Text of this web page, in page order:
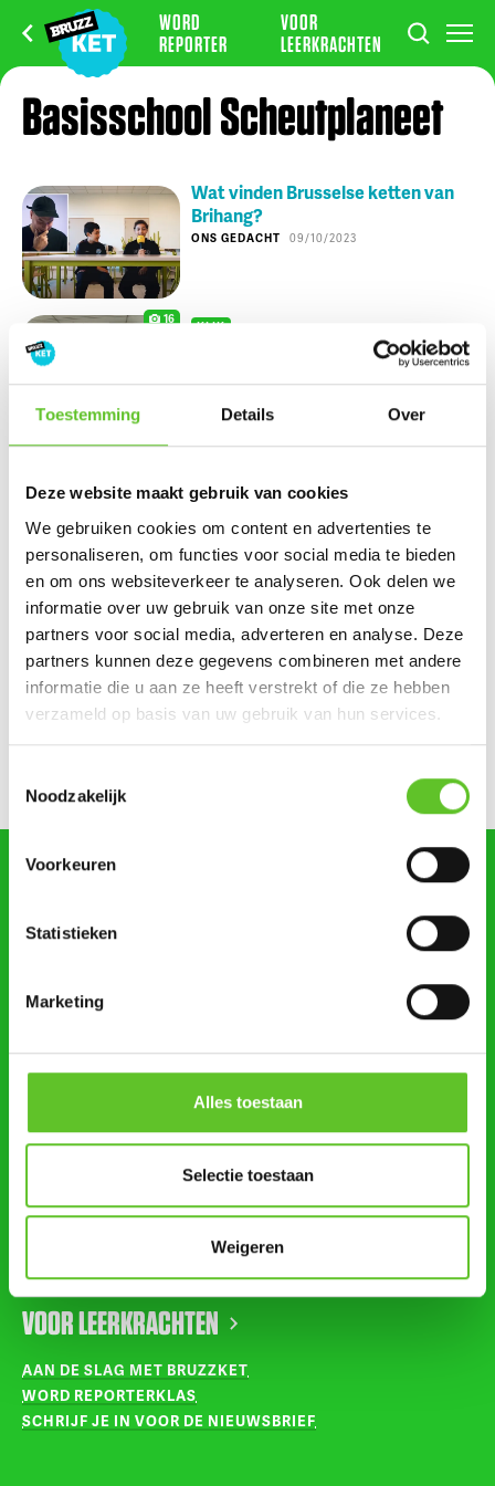
Toestemming Details Over
Deze website maakt gebruik van cookies
We gebruiken cookies om content en advertenties te
personaliseren, om functies voor social media te bieden
en om ons websiteverkeer te analyseren. Ook delen we
informatie over uw gebruik van onze site met onze
partners voor social media, adverteren en analyse. Deze
partners kunnen deze gegevens combineren met andere
informatie die u aan ze heeft verstrekt of die ze hebben
verzameld op basis van uw gebruik van hun services.
Noodzakelijk
Voorkeuren
Statistieken
Marketing
Alles toestaan
Selectie toestaan
Weigeren
WORD
REPORTER
VOOR
LEERKRACHTEN
Basisschool Scheutplaneet
Wat vinden Brusselse ketten van
Brihang?
ONS GEDACHT 09/10/2023
16 KLIK
De coolste plek van basisschool
Scheutplaneet: Vijversplein
Nikki en Julien wonen tijdens de zomer op de Zuidfoor
Ketportret: Amel verbreekt het wereldrecord mountain
climbers
Dagje Zuidfoor? Win een familiepakket vol bonnetjes
Zonsverduistering en een giga-springpark: tien tips voor
augustus
zoeken
STUUR ONS NIEUWS
INSTAGRAM
VOOR LEERKRACHTEN
AAN DE SLAG MET BRUZZKET
WORD REPORTERKLAS
SCHRIJF JE IN VOOR DE NIEUWSBRIEF